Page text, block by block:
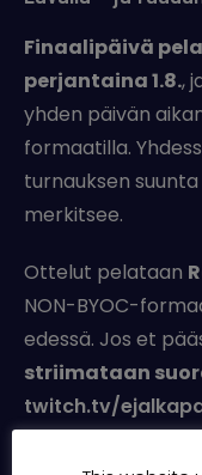
Finaalipäivä
perjantaina 1.8.,
yhden päivän
formaatilla.
turnauksen
merkitsee.
Ottelut pelataan
NON-BYOC-
edessä. Jos et
striimataan
twitch.tv/
Palkintopotti ja